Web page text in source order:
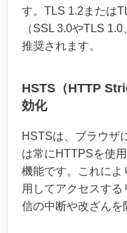
す。TLS 1.2または
（SSL 3.0やTLS
推奨されます。
HSTS（HTTP
効化
HSTSは、ブラウザ
は常にHTTPSを使
機能です。これに
用してアクセスす
信の中断や改ざんを